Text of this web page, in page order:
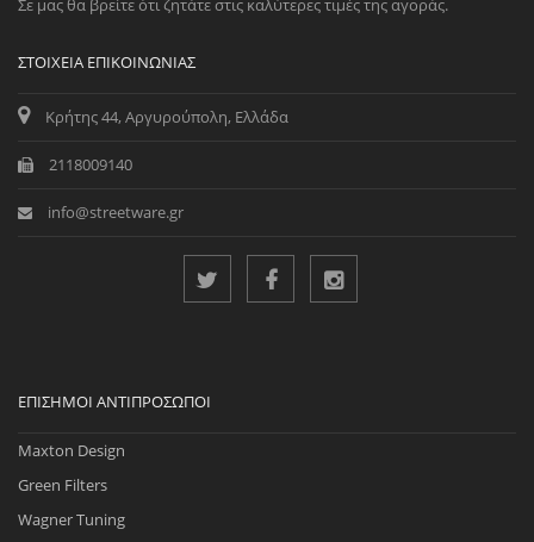
Σε μας θα βρείτε ότι ζητάτε στις καλύτερες τιμές της αγοράς.
ΣΤΟΙΧΕΊΑ ΕΠΙΚΟΙΝΩΝΊΑΣ
Κρήτης 44, Αργυρούπολη, Ελλάδα
2118009140
info@streetware.gr
ΕΠΊΣΗΜΟΙ ΑΝΤΙΠΡΌΣΩΠΟΙ
Maxton Design
Green Filters
Wagner Tuning